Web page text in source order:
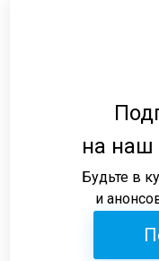
на наш
Будьте в
и